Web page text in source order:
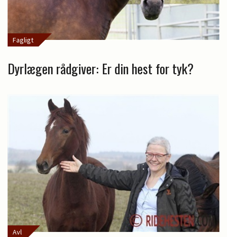
Fagligt
Dyrlægen rådgiver: Er din hest for tyk?
Avl